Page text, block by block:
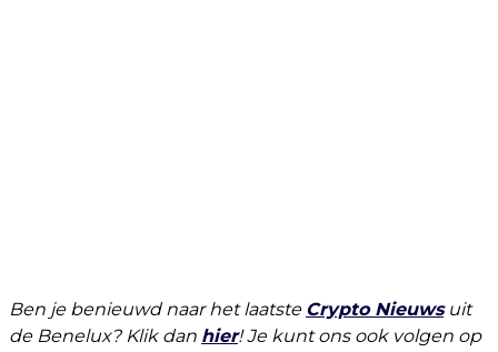
Ben je benieuwd naar het laatste Crypto Nieuwsuit
de Benelux? Klik dan hier! Je kunt ons ook volgen op